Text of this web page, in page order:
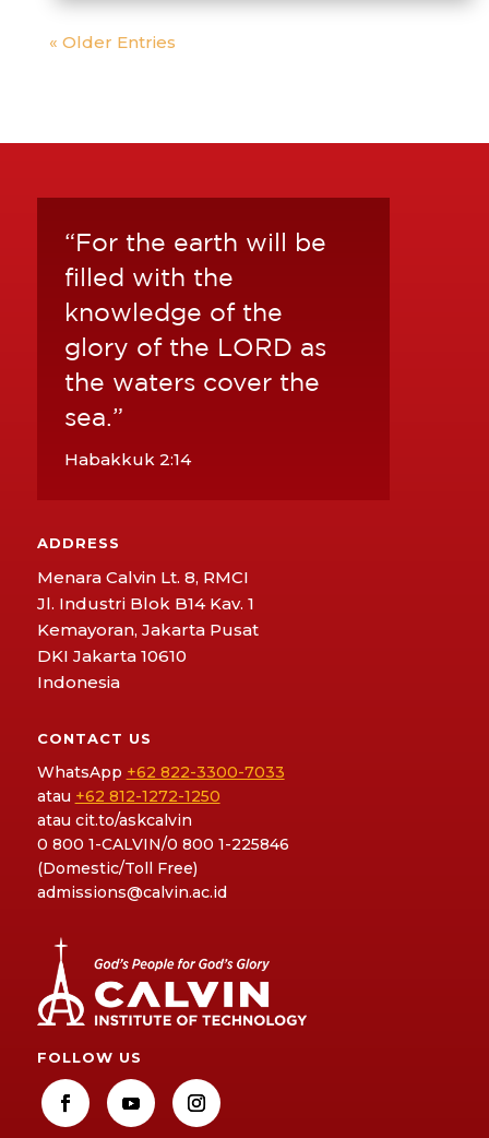
« Older Entries
“For the earth will be
filled with the
knowledge of the
glory of the LORD as
the waters cover the
sea.”
Habakkuk 2:14
ADDRESS
Menara Calvin Lt. 8, RMCI
Jl. Industri Blok B14 Kav. 1
Kemayoran, Jakarta Pusat
DKI Jakarta 10610
Indonesia
CONTACT US
WhatsApp +62 822-3300-7033
atau +62 812-1272-1250
atau cit.to/askcalvin
0 800 1-CALVIN/0 800 1-225846
(Domestic/Toll Free)
admissions@calvin.ac.id
FOLLOW US